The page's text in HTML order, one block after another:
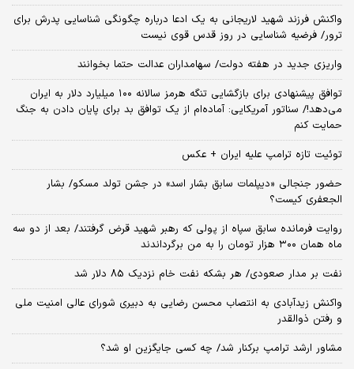
واکنش فرزند شهید لاریجانی به یک ادعا درباره چگونگی شناسایی پدرش برای
ترور/ فرضیه شناسایی در روز قدس قوی نیست
واریزی جدید در هفته دولت/ سهامداران عدالت حتما بخوانند
توافق پیشنهادی برای بازگشایی تنگه هرمز سالانه ۱۰۰ میلیارد دلار به ایران
می‌دهد!/ سناتور آمریکایی: آماده‌ام از یک توافق بد برای پایان دادن به جنگ
حمایت کنم
توئیت تازه ترامپ علیه ایران + عکس
حضور جنجالی «دیپلمات سابق بشار اسد» در جشن تولد مسکو/ بشار
الجعفری کیست؟
روایت فرمانده سابق سپاه از پولی که رهبر شهید قرض گرفتند/ بعد از دو سه
ماه همان ۳۰۰ هزار تومان را به من برگرداندند
نفت بر مدار صعودی/ هر بشکه نفت خام نزدیک 85 دلار شد
واکنش زیدآبادی به انتصاب محسن رضایی به دبیری شورای عالی امنیت ملی
و رفتن ذوالقدر
مشاور ارشد ترامپ برکنار شد/ چه کسی جایگزین او شد؟